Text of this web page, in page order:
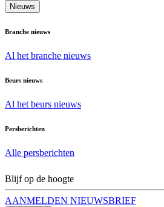
Nieuws
Branche nieuws
Al het branche nieuws
Beurs nieuws
Al het beurs nieuws
Persberichten
Alle persberichten
Blijf op de hoogte
AANMELDEN NIEUWSBRIEF